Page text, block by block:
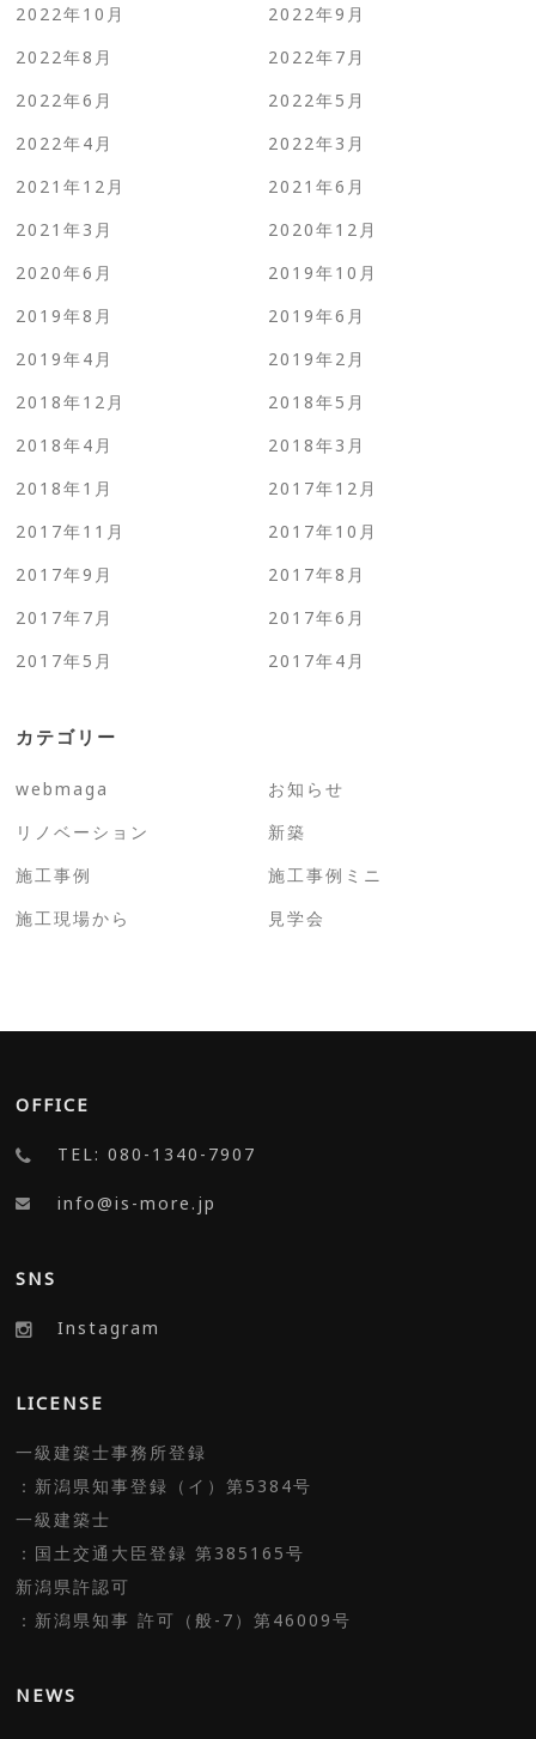
2022年10月
2022年9月
2022年8月
2022年7月
2022年6月
2022年5月
2022年4月
2022年3月
2021年12月
2021年6月
2021年3月
2020年12月
2020年6月
2019年10月
2019年8月
2019年6月
2019年4月
2019年2月
2018年12月
2018年5月
2018年4月
2018年3月
2018年1月
2017年12月
2017年11月
2017年10月
2017年9月
2017年8月
2017年7月
2017年6月
2017年5月
2017年4月
カテゴリー
webmaga
お知らせ
リノベーション
新築
施工事例
施工事例ミニ
施工現場から
見学会
OFFICE
TEL: 080-1340-7907
info@is-more.jp
SNS
Instagram
LICENSE
一級建築士事務所登録
：新潟県知事登録（イ）第5384号
一級建築士
：国土交通大臣登録 第385165号
新潟県許認可
：新潟県知事 許可（般-7）第46009号
NEWS